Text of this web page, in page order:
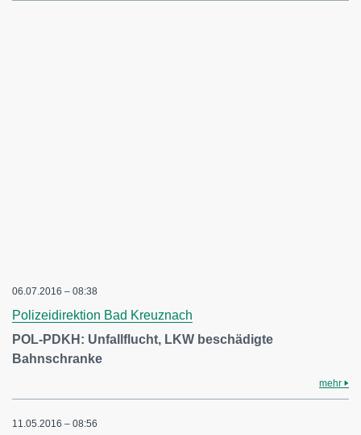
06.07.2016 – 08:38
Polizeidirektion Bad Kreuznach
POL-PDKH: Unfallflucht, LKW beschädigte
Bahnschranke
mehr
11.05.2016 – 08:56